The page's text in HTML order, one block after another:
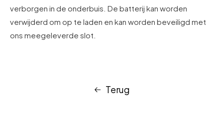
verborgen in de onderbuis. De batterij kan worden
verwijderd om op te laden en kan worden beveiligd met
ons meegeleverde slot.
Terug